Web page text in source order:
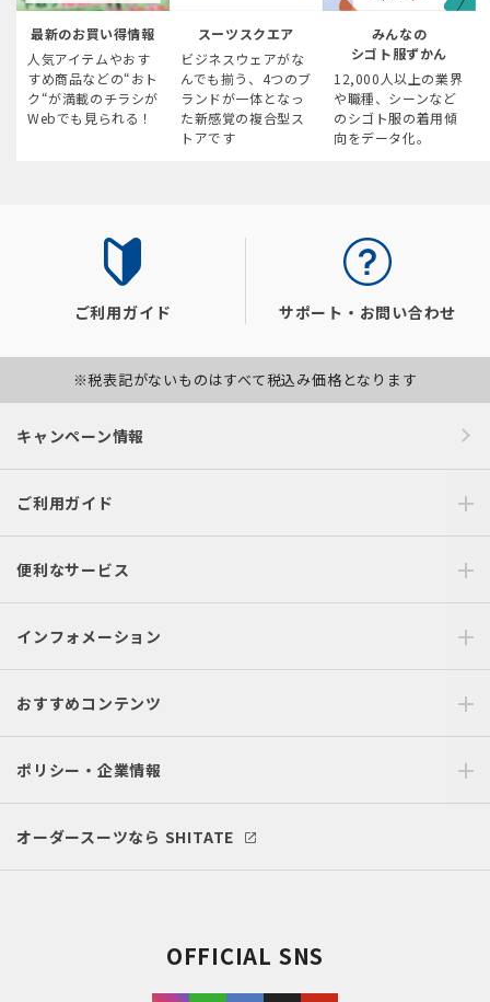
最新のお買い得情報
人気アイテムやおす
すめ商品などの“おト
ク“が満載のチラシが
Webでも見られる！
スーツスクエア
ビジネスウェアがな
んでも揃う、4つのブ
ランドが一体となっ
た新感覚の複合型ス
トアです
みんなの
シゴト服ずかん
12,000人以上の業界
や職種、シーンなど
のシゴト服の着用傾
向をデータ化。
ご利用ガイド サポート・お問い合わせ
※税表記がないものはすべて税込み価格となります
キャンペーン情報
ご利用ガイド
便利なサービス
インフォメーション
おすすめコンテンツ
ポリシー・企業情報
オーダースーツなら SHITATE
OFFICIAL SNS